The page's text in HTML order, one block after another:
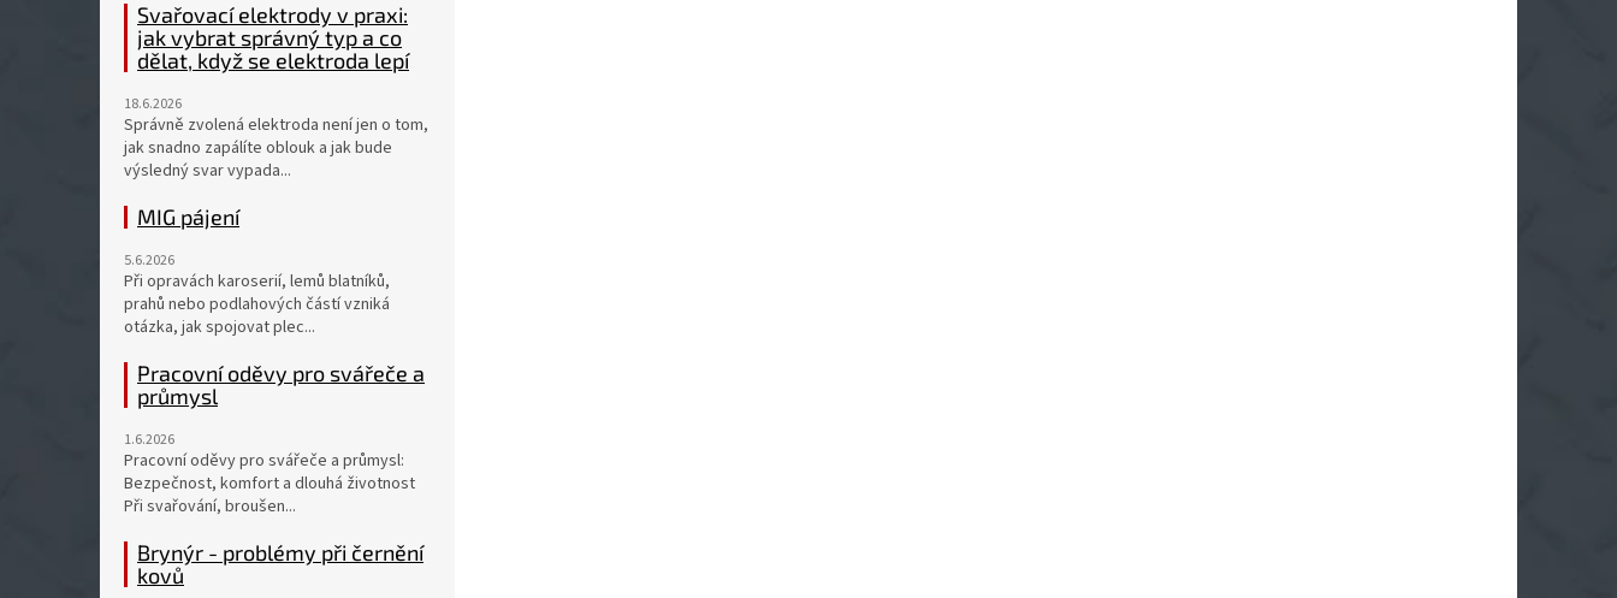
Svařovací elektrody v praxi:
jak vybrat správný typ a co
dělat, když se elektroda lepí
18.6.2026
Správně zvolená elektroda není jen o tom,
jak snadno zapálíte oblouk a jak bude
výsledný svar vypada...
MIG pájení
5.6.2026
Při opravách karoserií, lemů blatníků,
prahů nebo podlahových částí vzniká
otázka, jak spojovat plec...
Pracovní oděvy pro svářeče a
průmysl
1.6.2026
Pracovní oděvy pro svářeče a průmysl:
Bezpečnost, komfort a dlouhá životnost
Při svařování, broušen...
Brynýr - problémy při černění
kovů